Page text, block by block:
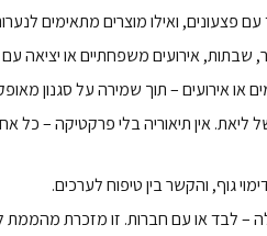
פצעונים, ואילו מוצרים מתאימים
שבתות, אירועים משפחתיים או יציאה
או אירועים – תוך שמירה על סגנון
אין תיאוריה בלי פרקטיקה – כל
גוף, והקשר בין טיפוח לערכים.
– לבד או עם חברות. זו מזכרת מהממת